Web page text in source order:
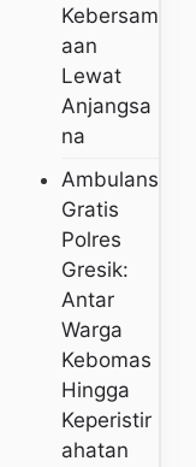
Kebersam
Aan
Lewat
Anjangsa
Na
Ambulans
Gratis
Polres
Gresik:
Antar
Warga
Kebomas
Hingga
Keperistir
Ahatan